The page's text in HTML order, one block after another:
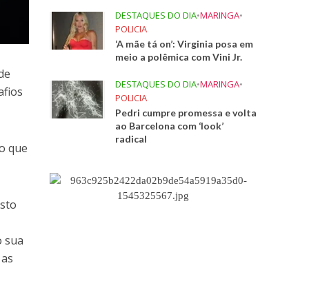
que
sua
DESTAQUES DO DIA•MARINGA•
POLICIA
‘A mãe tá on’: Virginia posa em
meio a polêmica com Vini Jr.
DESTAQUES DO DIA•MARINGA•
POLICIA
Pedri cumpre promessa e volta
ao Barcelona com ‘look’
radical